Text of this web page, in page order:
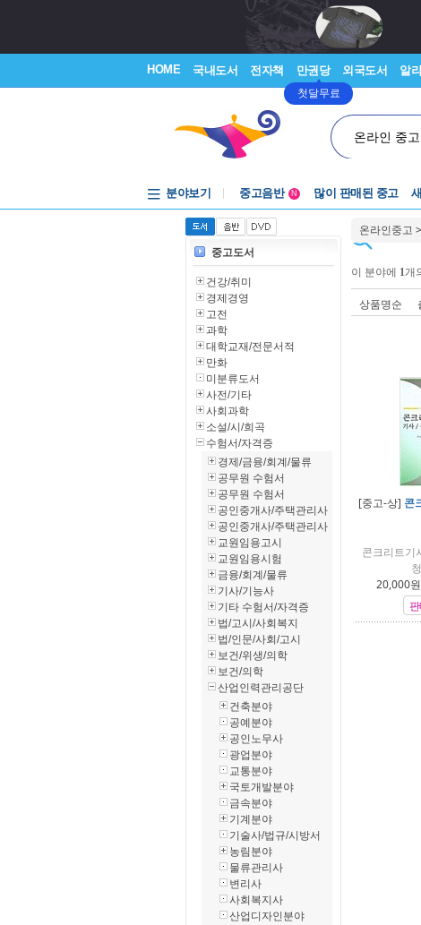
HOME 국내도서 전자책 만권당
첫달무료
외국도서 알
온라인 중고
분야보기
중고음반
1천원부터
중고음반
N 많이 판매된 중고
온라인중고 >
이 분야에 1개
상품명순
[중고-상] 콘
콘크리트기
20,000
중고도서
건강/취미
경제경영
고전
과학
대학교재/전문서적
만화
미분류도서
사전/기타
사회과학
소설/시/희곡
수험서/자격증
경제/금융/회계/물류
공무원 수험서
공무원 수험서
공인중개사/주택관리사
공인중개사/주택관리사
교원임용고시
교원임용시험
금융/회계/물류
기사/기능사
기타 수험서/자격증
법/고시/사회복지
법/인문/사회/고시
보건/위생/의학
보건/의학
산업인력관리공단
건축분야
공예분야
공인노무사
광업분야
교통분야
국토개발분야
금속분야
기계분야
기술사/법규/시방서
농림분야
물류관리사
변리사
사회복지사
산업디자인분야